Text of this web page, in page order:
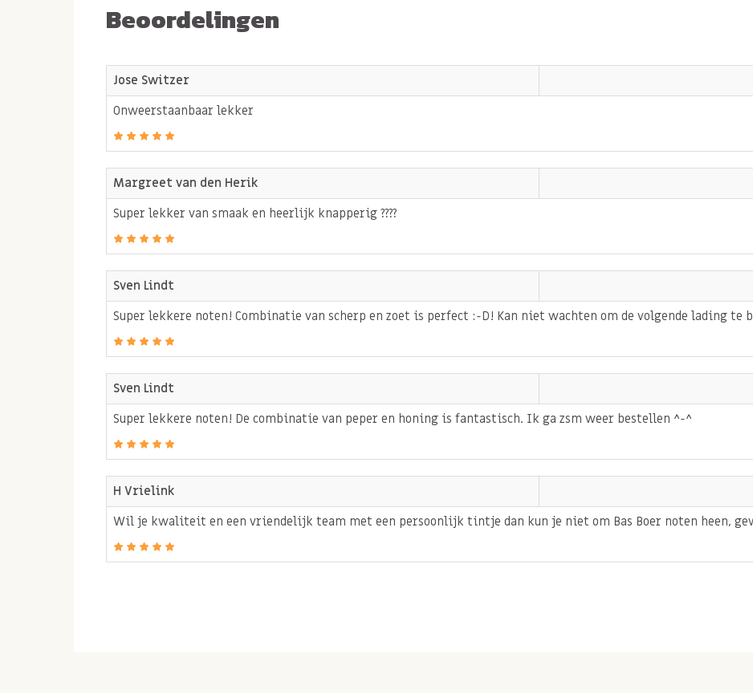
de neutrale nasmaak zorgt. De cashewnoten verrassen je iedere keer
Deze cashewnoten vallen bij iedereen in de smaak en zijn een verrassende
snack op verjaardagen, visite of gewoon lekker als tussendoortje.
Allergenen:BevatNOTEN. Kan sporen bevatten vanPINDA,GLUTENen
SESAM.
Beoordelingen
Jose Switzer
Onweerstaanbaar lekker
Margreet van den Herik
Super lekker van smaak en heerlijk knapperig ????
Sven Lindt
Super lekkere noten! Combinatie van scherp en zoet is perfect :-D! Kan niet wachten om de volgende lading te
Sven Lindt
Super lekkere noten! De combinatie van peper en honing is fantastisch. Ik ga zsm weer bestellen ^-^
H Vrielink
Wil je kwaliteit en een vriendelijk team met een persoonlijk tintje dan kun je niet om Bas Boer noten heen,